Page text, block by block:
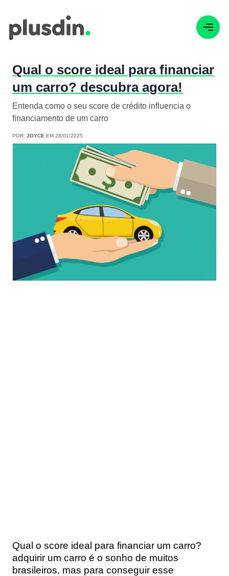
Qual o score ideal para financiar
um carro? descubra agora!
Entenda como o seu score de crédito influencia o
financiamento de um carro
POR: JOYCE EM 28/01/2025
Qual o score ideal para financiar um carro?
adquirir um carro é o sonho de muitos
brasileiros, mas para conseguir esse